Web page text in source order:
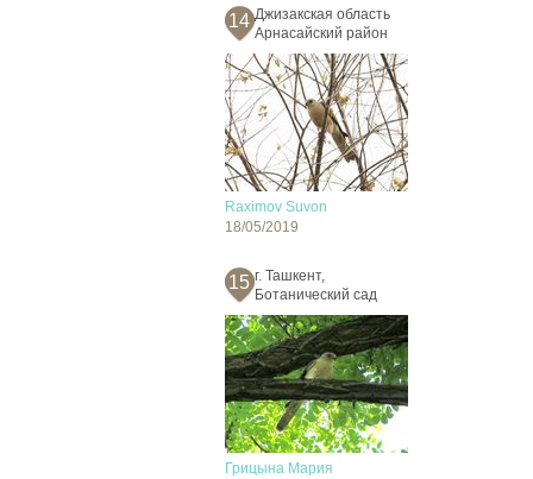
14 Джизакская область
Арнасайский район
Raximov Suvon
18/05/2019
15 г. Ташкент,
Ботанический сад
Грицына Мария